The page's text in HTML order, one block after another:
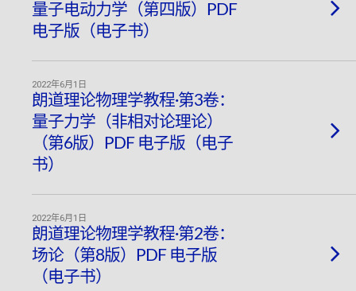
量子电动力学（第四版）PDF
电子版（电子书）
2022年6月1日
朗道理论物理学教程·第3卷：
量子力学（非相对论理论）
（第6版）PDF 电子版（电子
书）
2022年6月1日
朗道理论物理学教程·第2卷：
场论（第8版）PDF 电子版
（电子书）